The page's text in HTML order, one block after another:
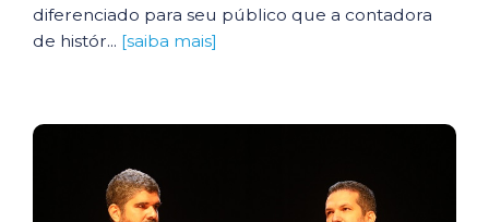
diferenciado para seu público que a contadora
de histór... [saiba mais]